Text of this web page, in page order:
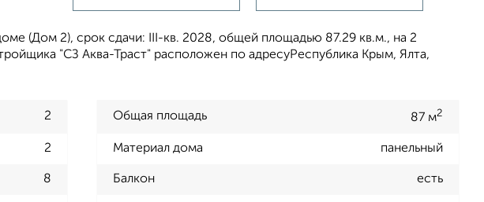
(Дом 2), срок сдачи: III-кв. 2028, общей площадью 87.29 кв.м., на 2
"СЗ Аква-Траст" расположен по адресуРеспублика Крым, Ялта,
2 Общая площадь 87 м2
2 Материал дома панельный
8 Балкон есть